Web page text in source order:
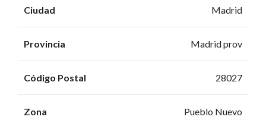
Ciudad Madrid
Provincia Madrid prov
Código Postal 28027
Zona Pueblo Nuevo